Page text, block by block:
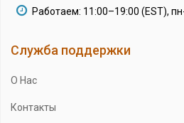
Работаем: 11:00–19:00 (EST),
Служба поддержки
О Нас
Контакты